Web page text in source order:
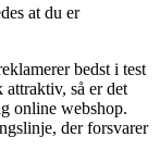
at du er
bedst i test
attraktiv, så er det
online webshop.
der forsvarer